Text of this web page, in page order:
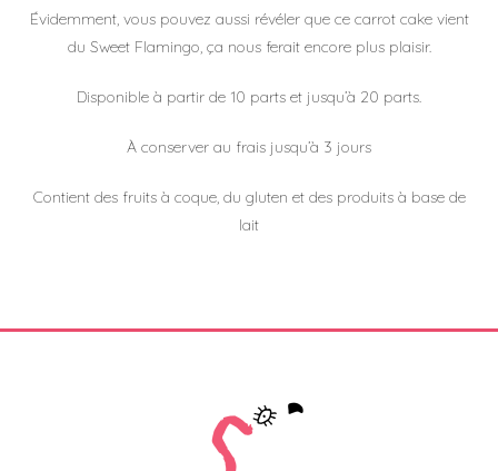
Évidemment, vous pouvez aussi révéler que ce carrot cake vient
du Sweet Flamingo, ça nous ferait encore plus plaisir.
Disponible à partir de 10 parts et jusqu’à 20 parts.
À conserver au frais jusqu’à 3 jours
Contient des fruits à coque, du gluten et des produits à base de
lait